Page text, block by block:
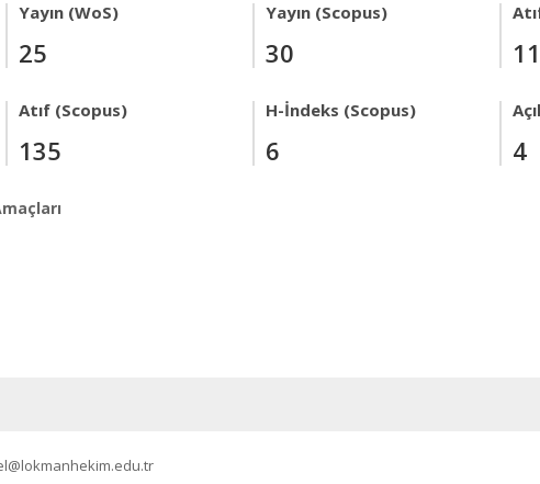
Yayın (WoS)
25
Yayın (Scopus)
30
Atıf (Scopus)
135
H-İndeks (Scopus)
6 4